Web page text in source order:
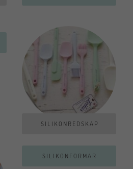
SILIKONREDSKAP
SILIKONFORMAR